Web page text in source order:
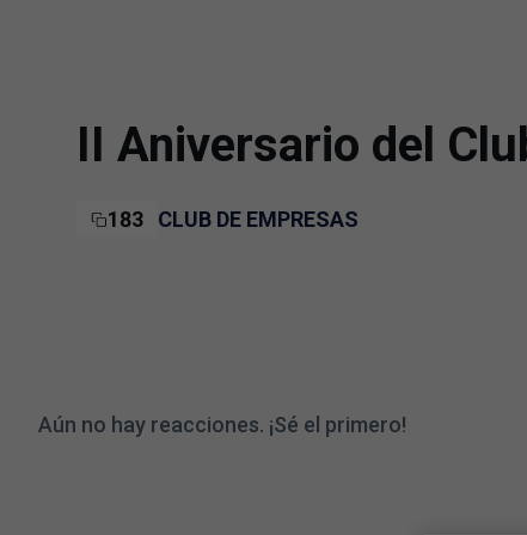
II Aniversario del
183 CLUB DE EMPRESAS
Aún no hay reacciones. ¡Sé el primero!